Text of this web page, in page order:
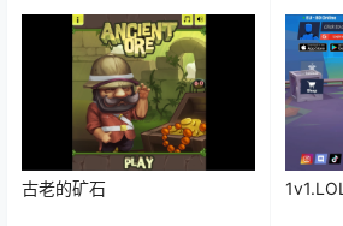
古老的矿石 1v1.LOL